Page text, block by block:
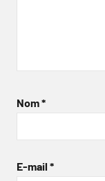
Nom*
E-mail *